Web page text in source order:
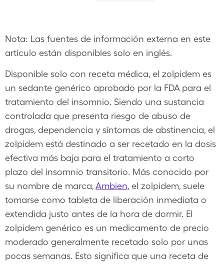
Nota: Las fuentes de información externa en este
artículo están disponibles solo en inglés.
Disponible solo con receta médica, el zolpidem es
un sedante genérico aprobado por la FDA para el
tratamiento del insomnio. Siendo una sustancia
controlada que presenta riesgo de abuso de
drogas, dependencia y síntomas de abstinencia, el
zolpidem está destinado a ser recetado en la dosis
efectiva más baja para el tratamiento a corto
plazo del insomnio transitorio. Más conocido por
su nombre de marca,Ambien, el zolpidem, suele
tomarse como tableta de liberación inmediata o
extendida justo antes de la hora de dormir. El
zolpidem genérico es un medicamento de precio
moderado generalmente recetado solo por unas
pocas semanas. Esto significa que una receta de